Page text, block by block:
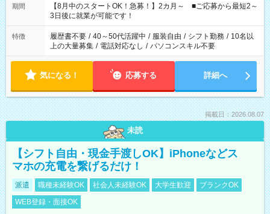
「できれば残業はしたくない」 など、ご希望を教えてください
ね。 ※Wワーク希望の方へ 今ご覧のお仕事で希望する勤務時間
と、もう1つのお仕事の勤務時間。 合計で週40時間を超える場
合は応募できません。
期間
【8月中のスタートOK！急募！】2カ月～ ■ご応募から最短2～
3日後に就業が可能です！
特徴 履歴書不要 / 40～50代活躍中 / 服装自由 / シフト勤務 / 10名以
上の大量募集 / 電話対応なし / パソコンスキル不要
気になる！ 応募する 詳細へ
掲載日：2026.08.07
未読
【シフト自由・現金手渡しOK】iPhoneなどス
マホの充電を繋げるだけ！
派遣 職種未経験OK 社会人未経験OK 大学生歓迎
ブランクOK
WEB登録・面接OK